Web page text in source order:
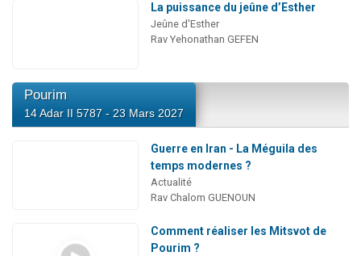
La puissance du jeûne d’Esther
Jeûne d'Esther
Rav Yehonathan GEFEN
Pourim
14 Adar II 5787 - 23 Mars 2027
Guerre en Iran - La Méguila des
temps modernes ?
Actualité
Rav Chalom GUENOUN
Comment réaliser les Mitsvot de
Pourim ?